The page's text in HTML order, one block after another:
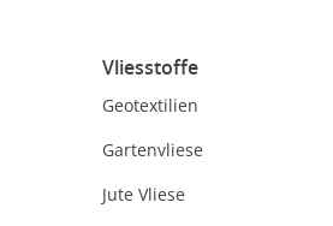
Vliesstoffe
Geotextilien
Gartenvliese
Jute Vliese